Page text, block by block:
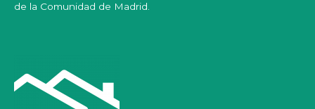
de la Comunidad de Madrid.